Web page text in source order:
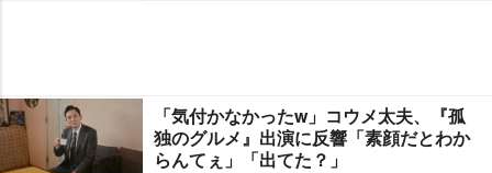
「気付かなかったw」コウメ太夫、『孤
独のグルメ』出演に反響「素顔だとわか
らんてぇ」「出てた？」